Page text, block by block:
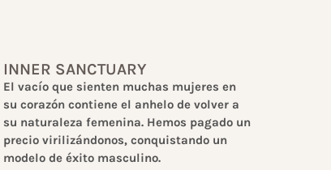
INNER SANCTUARY
El vacío que sienten muchas mujeres en
su corazón contiene el anhelo de volver a
su naturaleza femenina. Hemos pagado un
precio virilizándonos, conquistando un
modelo de éxito masculino.